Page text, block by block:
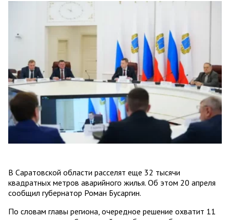
В Саратовской области расселят еще 32 тысячи
квадратных метров аварийного жилья. Об этом 20 апреля
сообщил губернатор Роман Бусаргин.
По словам главы региона, очередное решение охватит 11